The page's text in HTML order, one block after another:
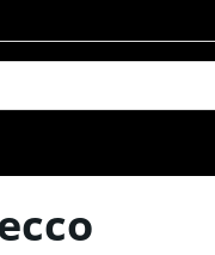
Küche